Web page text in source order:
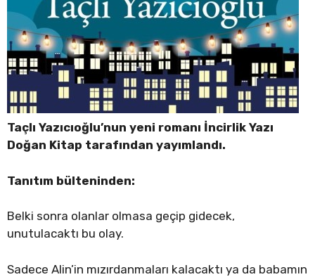
Taçlı Yazıcıoğlu’nun yeni romanı İncirlik Yazı
Doğan Kitap tarafından yayımlandı.
Tanıtım bülteninden:
Belki sonra olanlar olmasa geçip gidecek,
unutulacaktı bu olay.
Sadece Alin’in mızırdanmaları kalacaktı ya da babamın